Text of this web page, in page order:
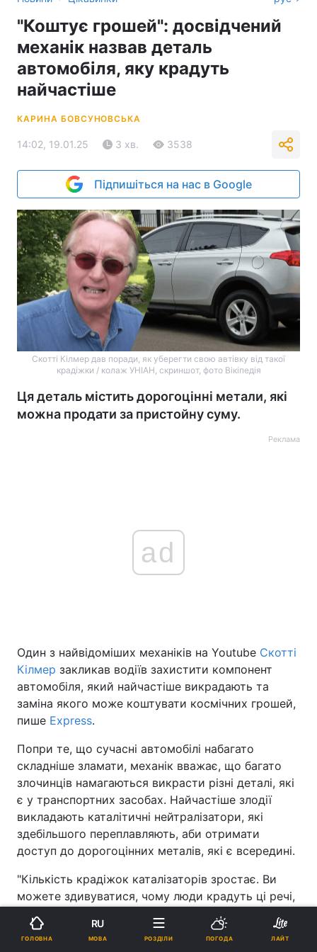
"Коштує грошей": досвідчений
механік назвав деталь
автомобіля, яку крадуть
найчастіше
КАРИНА БОВСУНОВСЬКА
14:02, 19.01.25 3 хв. 3538
Підпишіться на нас в Google
Скотті Кілмер дав поради, як уберегти свою автівку від такої
крадіжки / колаж УНІАН, скриншот, фото Вікіпедія
Ця деталь містить дорогоцінні метали, які
можна продати за пристойну суму.
Реклама
ad
Один з найвідоміших механіків на Youtube Скотті
Кілмер закликав водіїв захистити компонент
автомобіля, який найчастіше викрадають та
заміна якого може коштувати космічних грошей,
пише Express.
Попри те, що сучасні автомобілі набагато
складніше зламати, механік вважає, що багато
злочинців намагаються викрасти різні деталі, які
є у транспортних засобах. Найчастіше злодії
викладають каталітичні нейтралізатори, які
здебільшого переплавляють, аби отримати
доступ до дорогоцінних металів, які є всередині.
"Кількість крадіжок каталізаторів зростає. Ви
можете здивуватися, чому люди крадуть ці речі,
а все тому, що всередині них є дорогоцінні
метали. Їх можна розплавити, щоб дістати, а
ГОЛОВНА
RU
МОВА РОЗДІЛИ ПОГОДА ЛАЙТ